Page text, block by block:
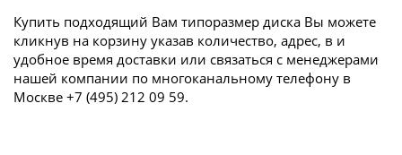
Купить подходящий Вам типоразмер диска Вы можете
кликнув на корзину указав количество, адрес, в и
удобное время доставки или связаться с менеджерами
нашей компании по многоканальному телефону в
Москве +7 (495) 212 09 59.